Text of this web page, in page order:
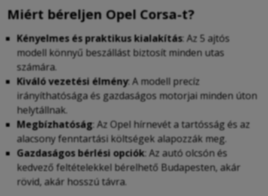
Miért béreljen Opel Corsa-t?
Kényelmes és praktikus kialakítás: Az 5 ajtós
modell könnyű beszállást biztosít minden utas
számára.
Kiváló vezetési élmény: A modell precíz
irányíthatósága és gazdaságos motorjai minden úton
helytállnak.
Megbízhatóság: Az Opel hírnevét a tartósság és az
alacsony fenntartási költségek alapozzák meg.
Gazdaságos bérlési opciók: Az autó olcsón és
kedvező feltételekkel bérelhető Budapesten, akár
rövid, akár hosszú távra.